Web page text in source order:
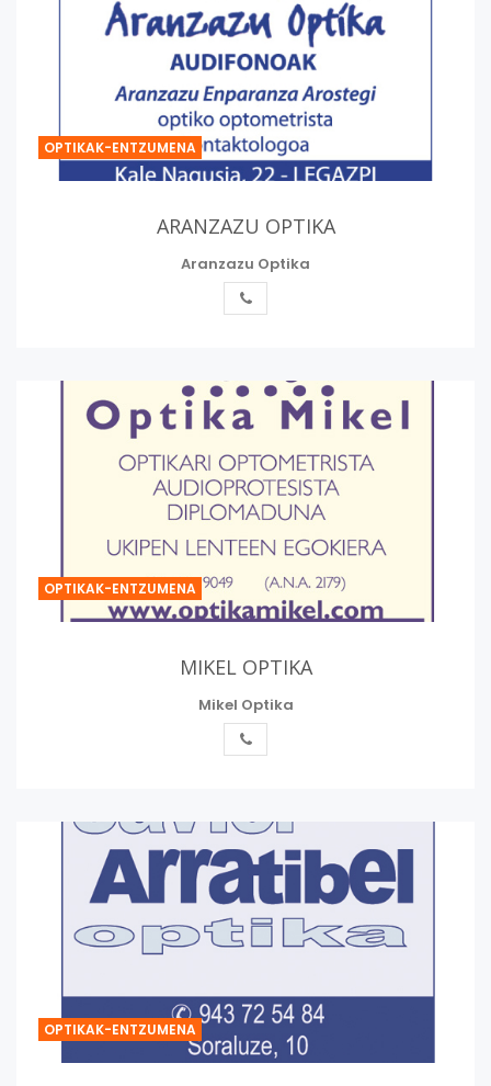
OPTIKAK-ENTZUMENA
ARANZAZU OPTIKA
Aranzazu Optika
OPTIKAK-ENTZUMENA
MIKEL OPTIKA
Mikel Optika
OPTIKAK-ENTZUMENA